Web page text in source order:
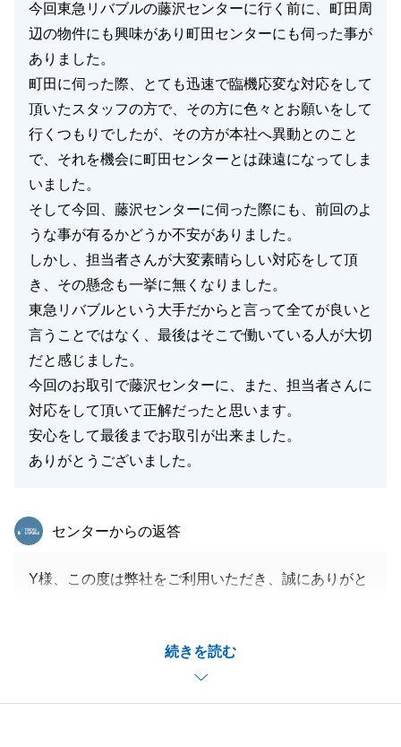
今回東急リバブルの藤沢センターに行く前に、町田周
辺の物件にも興味があり町田センターにも伺った事が
ありました。
町田に伺った際、とても迅速で臨機応変な対応をして
頂いたスタッフの方で、その方に色々とお願いをして
行くつもりでしたが、その方が本社へ異動とのこと
で、それを機会に町田センターとは疎遠になってしま
いました。
そして今回、藤沢センターに伺った際にも、前回のよ
うな事が有るかどうか不安がありました。
しかし、担当者さんが大変素晴らしい対応をして頂
き、その懸念も一挙に無くなりました。
東急リバブルという大手だからと言って全てが良いと
言うことではなく、最後はそこで働いている人が大切
だと感じました。
今回のお取引で藤沢センターに、また、担当者さんに
対応をして頂いて正解だったと思います。
安心をして最後までお取引が出来ました。
ありがとうございました。
続きを読む
東急リバブル
センターからの返答
Y様、この度は弊社をご利用いただき、誠にありがと
リフォーム完成前でご不安もあったかと思いますが、
無事にお引き渡しができて安心いたしました。
引続き弊社でご支援出来ることがございましたら、何